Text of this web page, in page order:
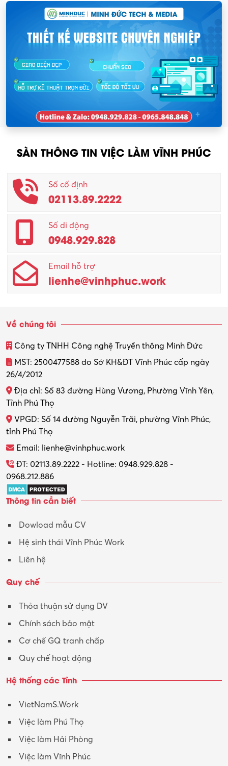
SÀN THÔNG TIN VIỆC LÀM VĨNH PHÚC
Số cố định
02113.89.2222
Số di động
0948.929.828
Email hỗ trợ
lienhe@vinhphuc.work
Về chúng tôi
Công ty TNHH Công nghệ Truyền thông Minh Đức
MST: 2500477588 do Sở KH&ĐT Vĩnh Phúc cấp ngày
26/4/2012
Địa chỉ: Số 83 đường Hùng Vương, Phường Vĩnh Yên,
Tỉnh Phú Thọ
VPGD: Số 14 đường Nguyễn Trãi, phường Vĩnh Phúc,
tỉnh Phú Thọ
Email: lienhe@vinhphuc.work
ĐT: 02113.89.2222 - Hotline: 0948.929.828 -
0968.212.886
Thông tin cần biết
Dowload mẫu CV
Hệ sinh thái Vĩnh Phúc Work
Liên hệ
Quy chế
Thỏa thuận sử dụng DV
Chính sách bảo mật
Cơ chế GQ tranh chấp
Quy chế hoạt động
Hệ thống các Tỉnh
VietNamS.Work
Việc làm Phú Thọ
Việc làm Hải Phòng
Việc làm Vĩnh Phúc